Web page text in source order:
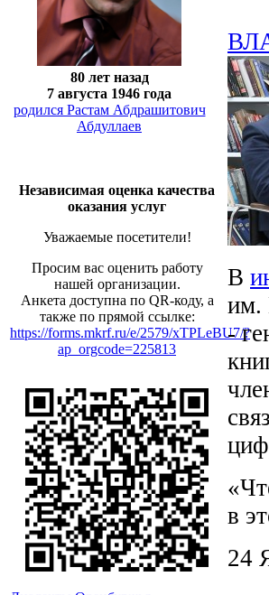
80 лет назад
7 августа 1946 года
родился Растам Абдрашитович
Абдуллаев
Независимая оценка качества
оказания услуг
Уважаемые посетители!
Просим вас оценить работу
нашей организации.
Анкета доступна по QR-коду, а
также по прямой ссылке:
https://forms.mkrf.ru/e/2579/xTPLeBU7/?
ap_orgcode=225813
В
им.
-
в
24